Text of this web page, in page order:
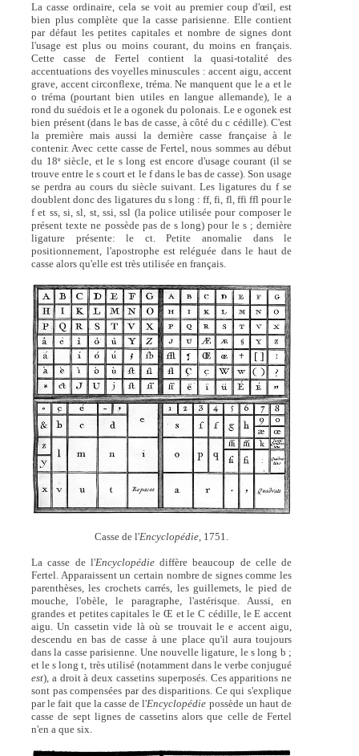
La casse ordinaire, cela se voit au premier coup d'œil, est
bien plus complète que la casse parisienne. Elle contient
par défaut les petites capitales et nombre de signes dont
l'usage est plus ou moins courant, du moins en français.
Cette casse de Fertel contient la quasi-totalité des
accentuations des voyelles minuscules : accent aigu, accent
grave, accent circonflexe, tréma. Ne manquent que le a et le
o tréma (pourtant bien utiles en langue allemande), le a
rond du suédois et le a ogonek du polonais. Le e ogonek est
bien présent (dans le bas de casse, à côté du c cédille). C'est
la première mais aussi la dernière casse française à le
contenir. Avec cette casse de Fertel, nous sommes au début
du 18esiècle, et le s long est encore d'usage courant (il se
trouve entre le s court et le f dans le bas de casse). Son usage
se perdra au cours du siècle suivant. Les ligatures du f se
doublent donc des ligatures du s long : ff, fi, fl, ffi ffl pour le
f et ss, si, sl, st, ssi, ssl (la police utilisée pour composer le
présent texte ne possède pas de s long) pour le s ; dernière
ligature présente: le ct. Petite anomalie dans le
positionnement, l'apostrophe est reléguée dans le haut de
casse alors qu'elle est très utilisée en français.
Casse de l'Encyclopédie, 1751.
La casse de l'Encyclopédiediffère beaucoup de celle de
Fertel. Apparaissent un certain nombre de signes comme les
parenthèses, les crochets carrés, les guillemets, le pied de
mouche, l'obèle, le paragraphe, l'astérisque. Aussi, en
grandes et petites capitales le Œ et le C cédille, le E accent
aigu. Un cassetin vide là où se trouvait le e accent aigu,
descendu en bas de casse à une place qu'il aura toujours
dans la casse parisienne. Une nouvelle ligature, le s long b ;
et le s long t, très utilisé (notamment dans le verbe conjugué
est), a droit à deux cassetins superposés. Ces apparitions ne
sont pas compensées par des disparitions. Ce qui s'explique
par le fait que la casse de l'Encyclopédie possède un haut de
casse de sept lignes de cassetins alors que celle de Fertel
n'en a que six.